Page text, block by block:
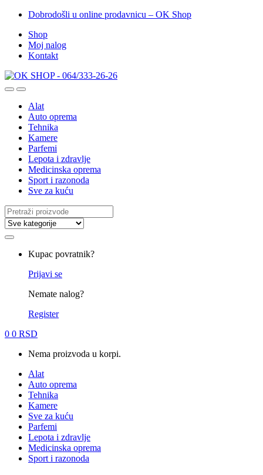
Dobrodošli u online prodavnicu – OK Shop
Shop
Moj nalog
Kontakt
Alat
Auto oprema
Tehnika
Kamere
Parfemi
Lepota i zdravlje
Medicinska oprema
Sport i razonoda
Sve za kuću
Search
for:
Kupac povratnik?
Prijavi se
Nemate nalog?
Register
0 0 RSD
Nema proizvoda u korpi.
Alat
Auto oprema
Tehnika
Kamere
Sve za kuću
Parfemi
Lepota i zdravlje
Medicinska oprema
Sport i razonoda